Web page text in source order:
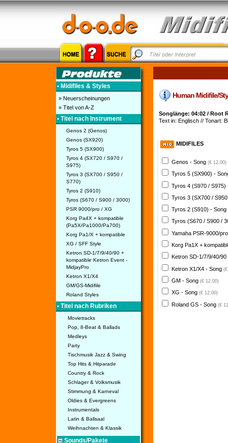
• Midifiles & Styles
» Neuerscheinungen
» Titel von A-Z
• Titel nach Instrument
Genos 2 (Genos)
Genos (SX920)
Tyros 5 (SX900)
Tyros 4 (SX720 / S970 /
S975)
Tyros 3 (SX700 / S950 /
S770)
Tyros 2 (S910)
Tyros (S670 / S900 / 3000)
PSR 9000/pro / XG
Korg Pa4X + kompatible
(Pa5X/Pa1000/Pa700)
Korg Pa1/X + kompatible
XG / SFF Style
Ketron SD-1/7/9/40/90 +
kompatible Ketron Event -
MidjayPro
Ketron X1/X4
GM/GS-Midifile
Roland Styles
• Titel nach Rubriken
Movietracks
Pop, 8-Beat & Ballads
Medleys
Party
Tischmusik Jazz & Swing
Top Hits & Hitparade
Country & Rock
Schlager & Volksmusik
Stimmung & Karneval
Oldies & Evergreens
Instrumentals
Latin & Ballsaal
Weihnachten & Klassik
Sounds/Pakete
Human Midifile/
Songlänge: 04:02 / Root
Text in: Englisch // Tonart:
MIDIFILES
Genos - Song (€ 12,00)
Tyros 5 (SX900) -
Tyros 4 (S970 /
Tyros 3 (SX700 /
Tyros 2 (S910) - Song
Tyros (S670 / S900 /
Yamaha PSR-9000/
Korg Pa1X +
Ketron SD-1/7/9/40/
Ketron X1/X4 - Song
GM - Song (€ 12,00)
XG - Song (€ 12,00)
Roland GS - Song (€